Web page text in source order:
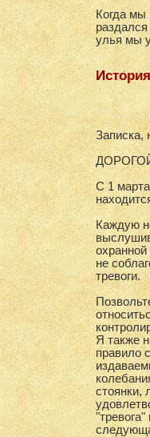
Когда мы
улья мы
Записка,
С 1
Каждую
не
тревоги.
Я также
правило
стоянки,